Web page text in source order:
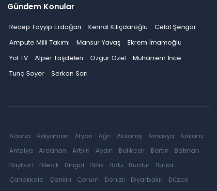
Gündem Konular
Recep Tayyip Erdoğan Kemal Kılıçdaroğlu
Celal Şengör
Ampute Milli Takımı
Mansur Yavaş
Ekrem İmamoğlu
Yol TV
Alper Taşdelen Özgür Özel
Muharrem İnce
Tunç Soyer
Serkan Sarı
Adana Adıyaman Afyon Ağrı Aksaray Amasya
Ankara
Antalya
Ardahan Artvin Aydın Balıkesir Bartın
Batman
Bayburt
Bilecik Bingöl Bitlis Bolu Burdur
Bursa
Çanakkale
Çankırı Çorum Denizli Diyarbakır
Düzce